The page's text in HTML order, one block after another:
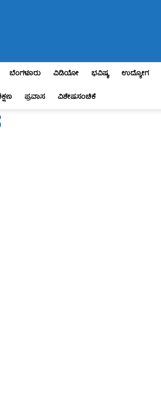
ಬೆಂಗಳೂರು ವಿಡಿಯೋ ಭವಿಷ್ಯ ಉದ್ಯೋಗ
ಪ್ರವಾಸ ವಿಶೇಷಸಂಚಿಕೆ